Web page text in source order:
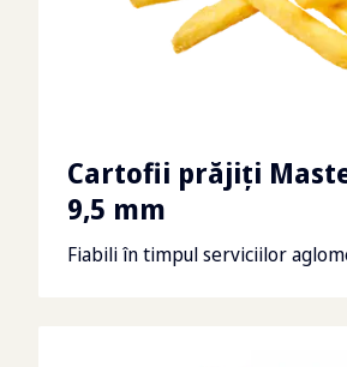
Cartofii prăjiţi
9,5 mm
Fiabili în timpul serviciilor